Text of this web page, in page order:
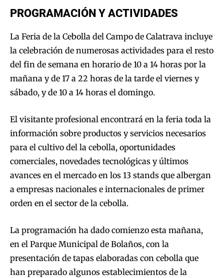
PROGRAMACIÓN Y ACTIVIDADES
La Feria de la Cebolla del Campo de Calatrava incluye
la celebración de numerosas actividades para el resto
del fin de semana en horario de 10 a 14 horas por la
mañana y de 17 a 22 horas de la tarde el viernes y
sábado, y de 10 a 14 horas el domingo.
El visitante profesional encontrará en la feria toda la
información sobre productos y servicios necesarios
para el cultivo del la cebolla, oportunidades
comerciales, novedades tecnológicas y últimos
avances en el mercado en los 13 stands que albergan
a empresas nacionales e internacionales de primer
orden en el sector de la cebolla.
La programación ha dado comienzo esta mañana,
en el Parque Municipal de Bolaños, con la
presentación de tapas elaboradas con cebolla que
han preparado algunos establecimientos de la